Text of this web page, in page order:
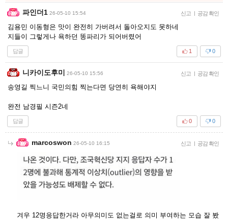
파인더1 26-05-10 15:54 신고 | 공감 확인
김용민 이동형은 맛이 완전히 가버려서 돌아오지도 못하네
지들이 그렇게나 욕하던 똥파리가 되어버렸어
답글 0
1
니카이도후미 26-05-10 15:56 신고 | 공감 확인
송영길 찍느니 국민의힘 찍는다면 당연히 욕해야지
완전 남경필 시즌2네
답글 0
0
marcoswon 26-05-10 16:15 신고 | 공감 확인
겨우 12명응답한거라 아무의미도 없는걸로 의미 부여하는 모습 잘 봤